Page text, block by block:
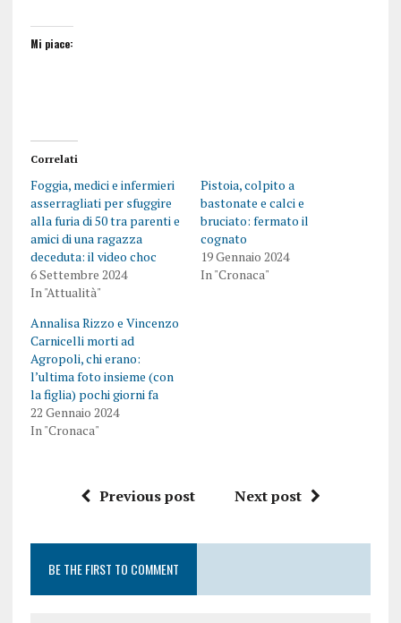
Mi piace:
Correlati
Foggia, medici e infermieri
asserragliati per sfuggire
alla furia di 50 tra parenti e
amici di una ragazza
deceduta: il video choc
6 Settembre 2024
In "Attualità"
Pistoia, colpito a
bastonate e calci e
bruciato: fermato il
cognato
19 Gennaio 2024
In "Cronaca"
Annalisa Rizzo e Vincenzo
Carnicelli morti ad
Agropoli, chi erano:
l’ultima foto insieme (con
la figlia) pochi giorni fa
22 Gennaio 2024
In "Cronaca"
Previous post Next post
BE THE FIRST TO COMMENT